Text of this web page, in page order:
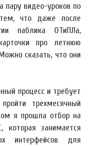
пару видео-уроков по
что даже после
паблика ОТиПЛа,
про летнюю
сказать, что они
процесс и требует
трехмесячный
я прошла отбор на
которая занимается
интерфейсов для